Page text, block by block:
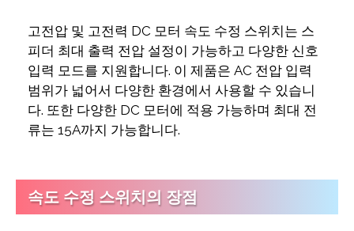
고전압 및 고전력 DC 모터 속도 수정 스위치는 스
피더 최대 출력 전압 설정이 가능하고 다양한 신호
입력 모드를 지원합니다. 이 제품은 AC 전압 입력
범위가 넓어서 다양한 환경에서 사용할 수 있습니
다. 또한 다양한 DC 모터에 적용 가능하며 최대 전
류는 15A까지 가능합니다.
속도 수정 스위치의 장점